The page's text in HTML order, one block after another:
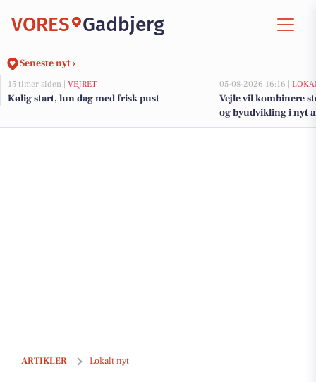
VORES Gadbjerg
Seneste nyt ›
15 timer siden | VEJRET
Kølig start, lun dag med frisk pust
05-08-2026 16:16 |
Vejle vil kombinere
og byudvikling i nyt
fjorden
ARTIKLER Lokalt nyt
Nyt museumslandskab giver gratis adgang til Egtvedpigens